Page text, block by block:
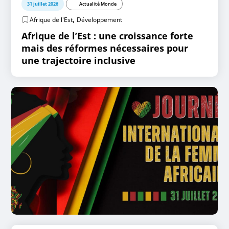
31 juillet 2026 Actualité Monde
Afrique de l'Est, Développement
Afrique de l’Est : une croissance forte
mais des réformes nécessaires pour
une trajectoire inclusive